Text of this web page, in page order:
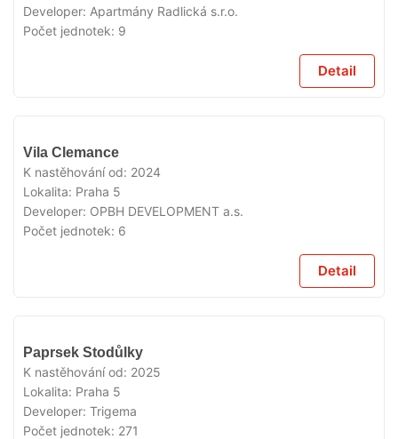
Developer: Apartmány Radlická s.r.o.
Počet jednotek: 9
Detail
Vila Clemance
K nastěhování od: 2024
Lokalita: Praha 5
Developer: OPBH DEVELOPMENT a.s.
Počet jednotek: 6
Detail
Paprsek Stodůlky
K nastěhování od: 2025
Lokalita: Praha 5
Developer: Trigema
Počet jednotek: 271